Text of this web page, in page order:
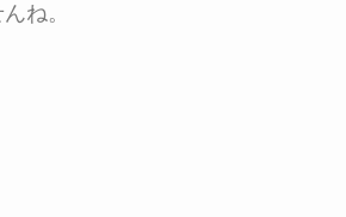
ね。